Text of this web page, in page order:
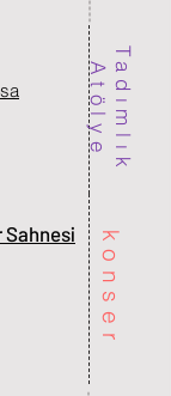
T
ad
ı
m
l
ı
k
At
ö
l
y
e
Sahnesi konser